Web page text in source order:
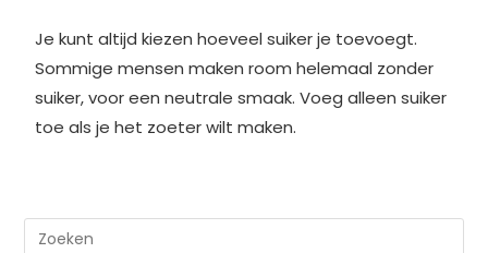
Je kunt altijd kiezen hoeveel suiker je toevoegt.
Sommige mensen maken room helemaal zonder
suiker, voor een neutrale smaak. Voeg alleen suiker
toe als je het zoeter wilt maken.